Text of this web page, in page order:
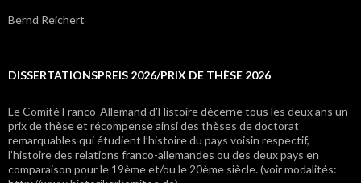
Bernd Reichert
DISSERTATIONSPREIS 2026/PRIX DE THÈSE 2026
Le Comité Franco-Allemand d’Histoire décerne tous les deux ans un
prix de thèse et récompense ainsi des thèses de doctorat
remarquables qui étudient l’histoire du pays voisin respectif,
l’histoire des relations franco-allemandes ou des deux pays en
comparaison pour le 19ème et/ou le 20ème siècle. (voir modalités: